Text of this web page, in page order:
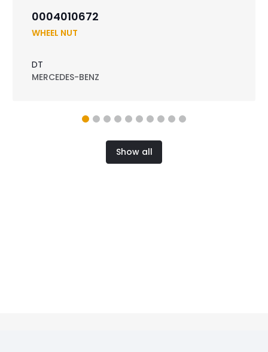
0004010672
WHEEL NUT
DT
MERCEDES-BENZ
Show all